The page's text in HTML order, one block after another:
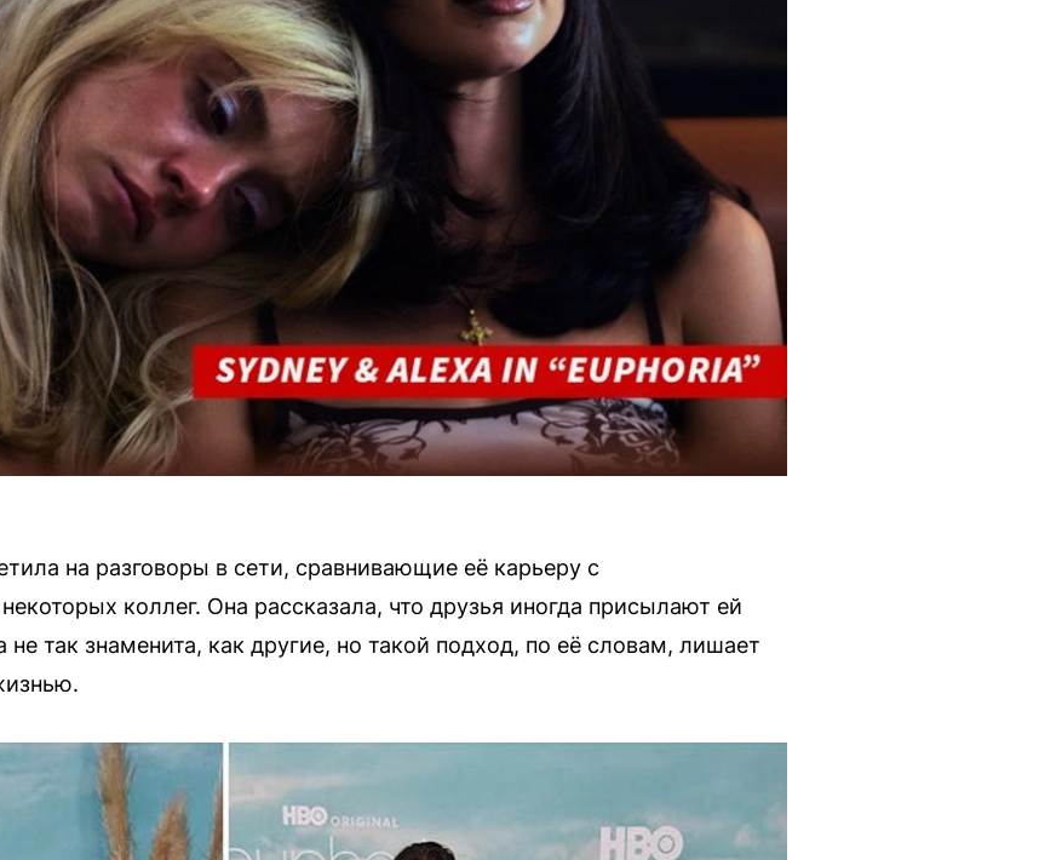
на разговоры в сети, сравнивающие её карьеру с
коллег. Она рассказала, что друзья иногда присылают ей
так знаменита, как другие, но такой подход, по её словам, лишает